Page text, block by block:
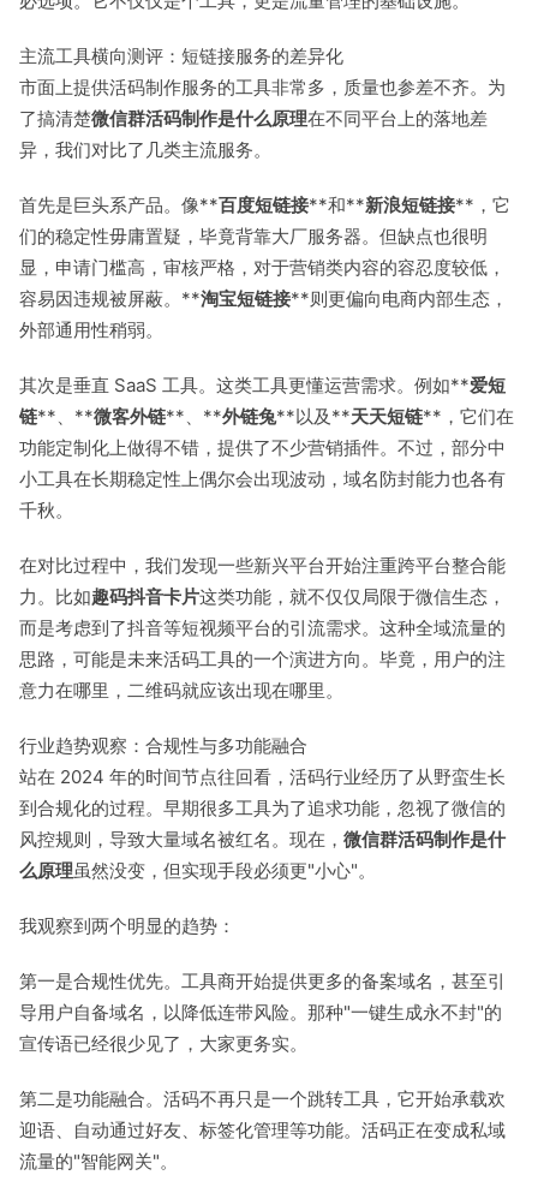
主流工具横向测评：短链接服务的差异化
市面上提供活码制作服务的工具非常多，质量也参差不齐。为
了搞清楚微信群活码制作是什么原理在不同平台上的落地差
异，我们对比了几类主流服务。
首先是巨头系产品。像**百度短链接**和**新浪短链接**，它
们的稳定性毋庸置疑，毕竟背靠大厂服务器。但缺点也很明
显，申请门槛高，审核严格，对于营销类内容的容忍度较低，
容易因违规被屏蔽。**淘宝短链接**则更偏向电商内部生态，
外部通用性稍弱。
其次是垂直 SaaS 工具。这类工具更懂运营需求。例如**爱短
链**、**微客外链**、**外链兔**以及**天天短链**，它们在
功能定制化上做得不错，提供了不少营销插件。不过，部分中
小工具在长期稳定性上偶尔会出现波动，域名防封能力也各有
千秋。
在对比过程中，我们发现一些新兴平台开始注重跨平台整合能
力。比如趣码抖音卡片这类功能，就不仅仅局限于微信生态，
而是考虑到了抖音等短视频平台的引流需求。这种全域流量的
思路，可能是未来活码工具的一个演进方向。毕竟，用户的注
意力在哪里，二维码就应该出现在哪里。
行业趋势观察：合规性与多功能融合
站在 2024 年的时间节点往回看，活码行业经历了从野蛮生长
到合规化的过程。早期很多工具为了追求功能，忽视了微信的
风控规则，导致大量域名被红名。现在， 微信群活码制作是什
么原理虽然没变，但实现手段必须更"小心"。
我观察到两个明显的趋势：
第一是合规性优先。工具商开始提供更多的备案域名，甚至引
导用户自备域名，以降低连带风险。那种"一键生成永不封"的
宣传语已经很少见了，大家更务实。
第二是功能融合。活码不再只是一个跳转工具，它开始承载欢
迎语、自动通过好友、标签化管理等功能。活码正在变成私域
流量的"智能网关"。